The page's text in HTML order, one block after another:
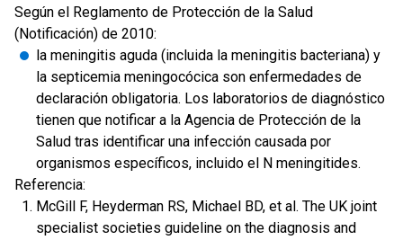
Según el Reglamento de Protección de la Salud
(Notificación) de 2010:
la meningitis aguda (incluida la meningitis bacteriana) y
la septicemia meningocócica son enfermedades de
declaración obligatoria. Los laboratorios de diagnóstico
tienen que notificar a la Agencia de Protección de la
Salud tras identificar una infección causada por
organismos específicos, incluido el N meningitides.
Referencia:
McGill F, Heyderman RS, Michael BD, et al. The UK joint
specialist societies guideline on the diagnosis and